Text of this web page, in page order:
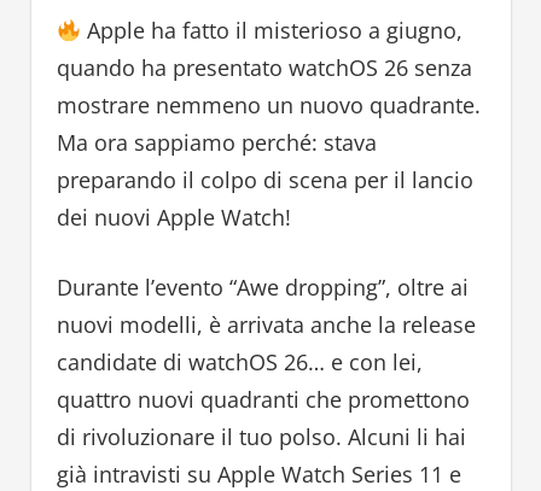
Apple ha fatto il misterioso a giugno,
quando ha presentato watchOS 26 senza
mostrare nemmeno un nuovo quadrante.
Ma ora sappiamo perché: stava
preparando il colpo di scena per il lancio
dei nuovi Apple Watch!
Durante l’evento “Awe dropping”, oltre ai
nuovi modelli, è arrivata anche la release
candidate di watchOS 26… e con lei,
quattro nuovi quadranti che promettono
di rivoluzionare il tuo polso. Alcuni li hai
già intravisti su Apple Watch Series 11 e